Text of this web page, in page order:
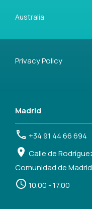
Australia
Privacy Policy
Madrid
+34 91 44 66 694
Calle de
Comunidad de Madrid
10.00 - 17.00